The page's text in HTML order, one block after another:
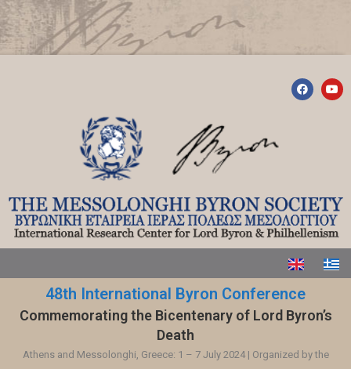
48th International Byron Conference
Commemorating the Bicentenary of Lord Byron’s
Death
Athens and Messolonghi, Greece: 1 – 7 July 2024 | Organized by the